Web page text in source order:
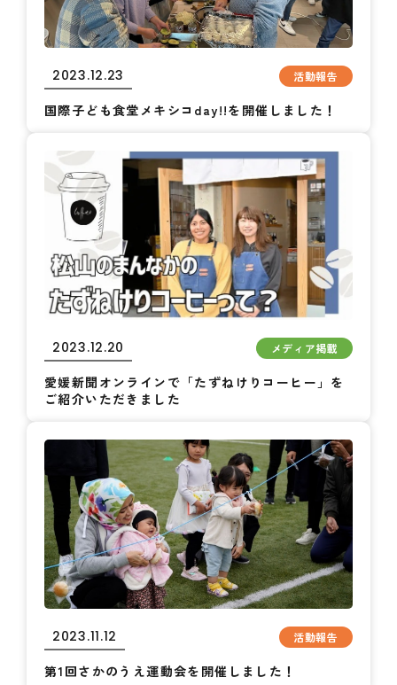
2023.12.23 活動報告
国際子ども食堂メキシコday!!を開催しました！
2023.12.20 メディア掲載
愛媛新聞オンラインで「たずねけりコーヒー」を
ご紹介いただきました
2023.11.12 活動報告
第1回さかのうえ運動会を開催しました！